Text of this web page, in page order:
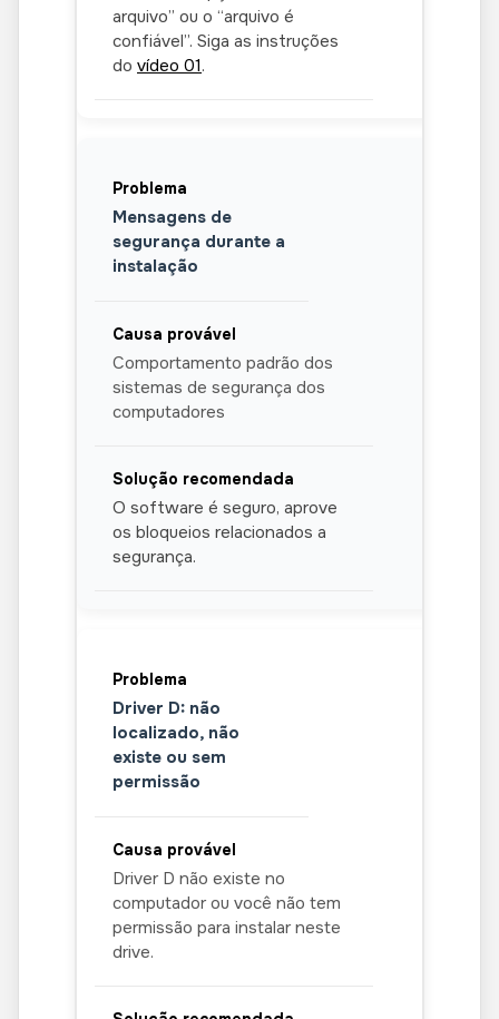
arquivo” ou o “arquivo é
confiável”. Siga as instruções
do vídeo 01.
Mensagens de
segurança durante a
instalação
Comportamento padrão dos
sistemas de segurança dos
computadores
O software é seguro, aprove
os bloqueios relacionados a
segurança.
Driver D: não
localizado, não
existe ou sem
permissão
Driver D não existe no
computador ou você não tem
permissão para instalar neste
drive.